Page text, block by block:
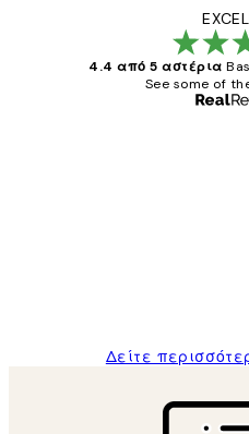
4.4 από 5 αστέρια
See some of
Δείτε